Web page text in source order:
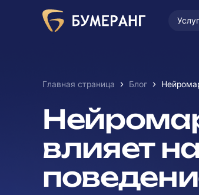
Главная страница › Блог ›
влияет